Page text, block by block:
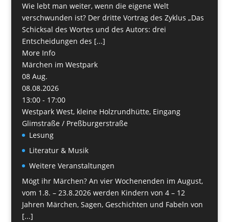
Wie lebt man weiter, wenn die eigene Welt
verschwunden ist? Der dritte Vortrag des Zyklus „Das
Schicksal des Wortes und des Autors: drei
Entscheidungen des [...]
More Info
Märchen im Westpark
08 Aug.
08.08.2026
13:00 - 17:00
Westpark West, kleine Holzrundhütte, Eingang
Glimstraße / Preßburgerstraße
Lesung
Literatur & Musik
Weitere Veranstaltungen
Mögt ihr Märchen? An vier Wochenenden im August,
vom 1.8. – 23.8.2026 werden Kindern von 4 – 12
Jahren Märchen, Sagen, Geschichten und Fabeln von
[...]